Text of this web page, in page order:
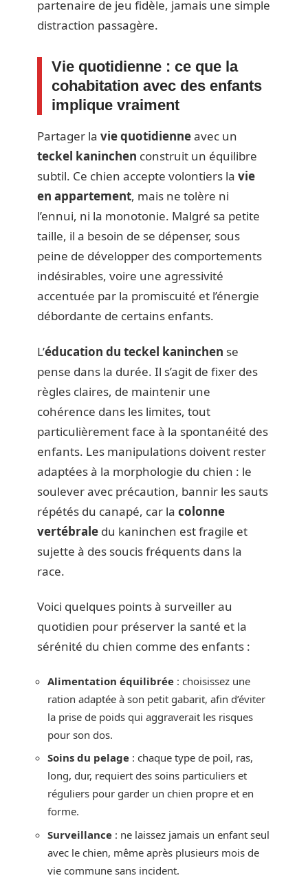
partenaire de jeu fidèle, jamais une simple
distraction passagère.
Vie quotidienne : ce que la
cohabitation avec des enfants
implique vraiment
Partager la vie quotidienneavec un
teckel kaninchen construit un équilibre
subtil. Ce chien accepte volontiers la vie
en appartement, mais ne tolère ni
l’ennui, ni la monotonie. Malgré sa petite
taille, il a besoin de se dépenser, sous
peine de développer des comportements
indésirables, voire une agressivité
accentuée par la promiscuité et l’énergie
débordante de certains enfants.
L’éducation du teckel kaninchen se
pense dans la durée. Il s’agit de fixer des
règles claires, de maintenir une
cohérence dans les limites, tout
particulièrement face à la spontanéité des
enfants. Les manipulations doivent rester
adaptées à la morphologie du chien : le
soulever avec précaution, bannir les sauts
répétés du canapé, car la colonne
vertébrale du kaninchen est fragile et
sujette à des soucis fréquents dans la
race.
Voici quelques points à surveiller au
quotidien pour préserver la santé et la
sérénité du chien comme des enfants :
Alimentation équilibrée : choisissez une
ration adaptée à son petit gabarit, afin d’éviter
la prise de poids qui aggraverait les risques
pour son dos.
Soins du pelage : chaque type de poil, ras,
long, dur, requiert des soins particuliers et
réguliers pour garder un chien propre et en
forme.
Surveillance : ne laissez jamais un enfant seul
avec le chien, même après plusieurs mois de
vie commune sans incident.